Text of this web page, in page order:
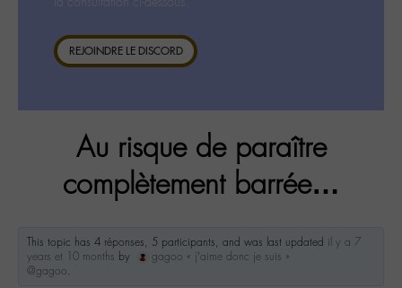
REJOINDRE LE DISCORD
Au risque de paraître
complètement barrée…
This topic has 4 réponses, 5 participants, and was last updated il y a 7
years et 10 months by
gagoo « j’aime donc je suis »
@gagoo.